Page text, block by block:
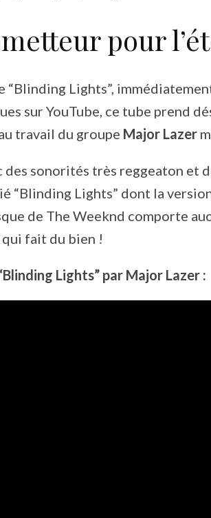
pour
Lights”,
sur YouTube, ce tube prend
travail du groupe Major Lazer
des sonorités très reggeaton et
“Blinding Lights” dont la
de The Weeknd comporte
fait du bien !
Lights” par Major Lazer :